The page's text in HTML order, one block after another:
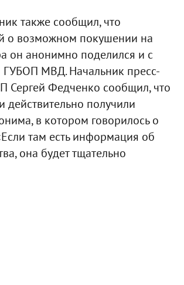
также сообщил, что
о возможном покушении на
он анонимно поделился и с
ГУБОП МВД. Начальник пресс-
Сергей Федченко сообщил, что
действительно получили
в котором говорилось о
там есть информация об
она будет тщательно